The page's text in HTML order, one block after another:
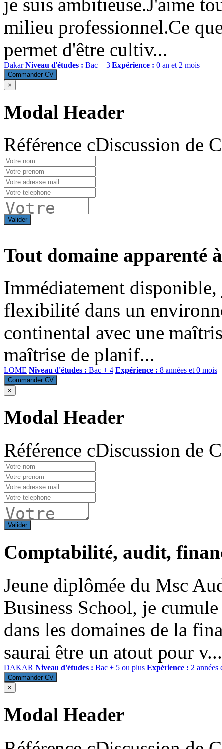
je suis ambitieuse.J'aime
milieu professionnel.Ce
permet d'être cultiv...
Dakar Niveau d'études : Bac + 3 Expérience : 0 an et 2 mois
Commander CV
×
Modal Header
Référence cDiscussion de
Valider
Tout domaine apparenté
Immédiatement
flexibilité dans un
continental avec une
maîtrise de planif...
LOME Niveau d'études : Bac + 4 Expérience : 8 années et 0 mois
Commander CV
×
Modal Header
Référence cDiscussion de
Valider
Comptabilité, audit,
Jeune diplômée du Msc
Business School, je
dans les domaines de la
saurai être un atout pour v...
DAKAR Niveau d'études : Bac + 5 ou plus Expérience : 2 années
Commander CV
×
Modal Header